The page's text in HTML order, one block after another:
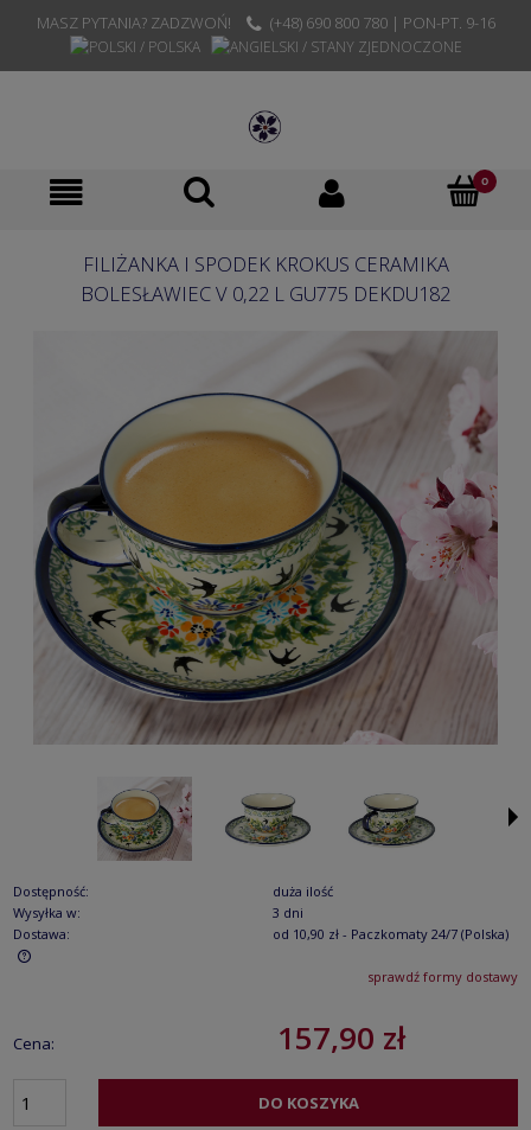
MASZ PYTANIA? ZADZWOŃ! (+48) 690 800 780 | PON-PT. 9-16
FILIŻANKA I SPODEK KROKUS CERAMIKA
BOLESŁAWIEC V 0,22 L GU775 DEKDU182
Dostępność:
duża ilość
Wysyłka w:
3 dni
Dostawa:
od 10,90 zł - Paczkomaty 24/7 (Polska)
Cena nie zawiera ewentualnych kosztów płatnościsprawdź formy dostawy
Cena: 157,90 zł
DO KOSZYKA